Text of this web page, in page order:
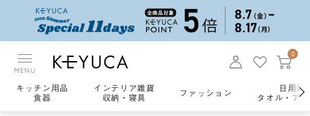
MENU
0
キッチン用品
食器
インテリア雑貨
収納・寝具
ファッション
日用雑
タオル・ア